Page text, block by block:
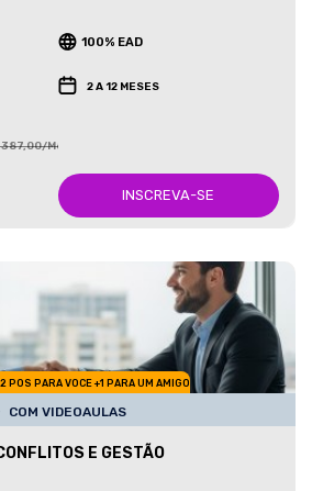
100% EAD
2 A 12 MESES
387,00/Mês
INSCREVA-SE
POS PARA VOCE +1 PARA UM AMIGO
COM VIDEOAULAS
E GESTÃO